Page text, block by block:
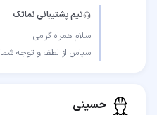
تیم پشتیبانی نماتک
سپاس از لطف و توجه شما
حسینی